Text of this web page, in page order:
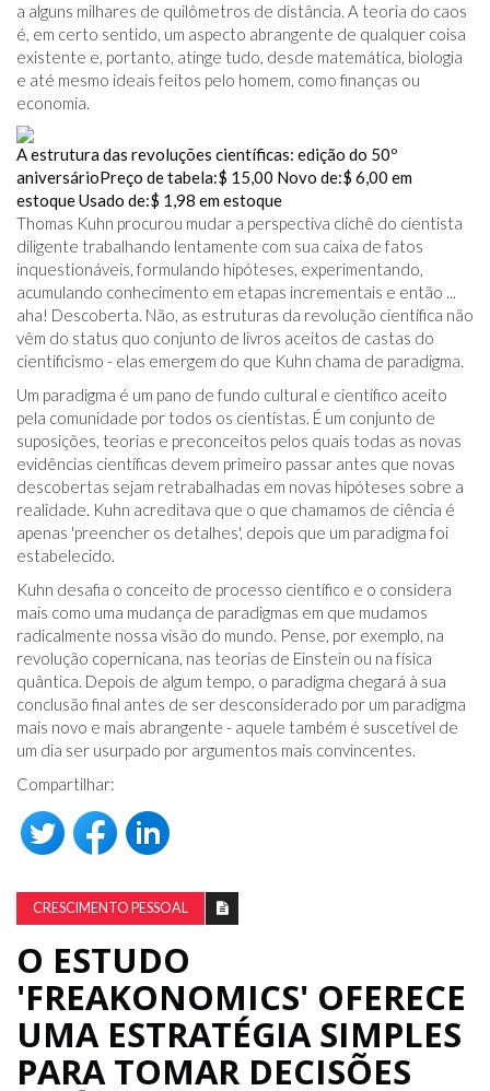
a alguns milhares de quilômetros de distância. A teoria do caos
é, em certo sentido, um aspecto abrangente de qualquer coisa
existente e, portanto, atinge tudo, desde matemática, biologia
e até mesmo ideais feitos pelo homem, como finanças ou
economia.
A estrutura das revoluções científicas: edição do 50º
aniversárioPreço de tabela:$ 15,00 Novo de:$ 6,00 em
estoqueUsado de:$ 1,98 em estoque
Thomas Kuhn procurou mudar a perspectiva clichê do cientista
diligente trabalhando lentamente com sua caixa de fatos
inquestionáveis, formulando hipóteses, experimentando,
acumulando conhecimento em etapas incrementais e então ...
aha! Descoberta. Não, as estruturas da revolução científica não
vêm do status quo conjunto de livros aceitos de castas do
cientificismo - elas emergem do que Kuhn chama de paradigma.
Um paradigma é um pano de fundo cultural e científico aceito
pela comunidade por todos os cientistas. É um conjunto de
suposições, teorias e preconceitos pelos quais todas as novas
evidências científicas devem primeiro passar antes que novas
descobertas sejam retrabalhadas em novas hipóteses sobre a
realidade. Kuhn acreditava que o que chamamos de ciência é
apenas 'preencher os detalhes', depois que um paradigma foi
estabelecido.
Kuhn desafia o conceito de processo científico e o considera
mais como uma mudança de paradigmas em que mudamos
radicalmente nossa visão do mundo. Pense, por exemplo, na
revolução copernicana, nas teorias de Einstein ou na física
quântica. Depois de algum tempo, o paradigma chegará à sua
conclusão final antes de ser desconsiderado por um paradigma
mais novo e mais abrangente - aquele também é suscetível de
um dia ser usurpado por argumentos mais convincentes.
Compartilhar:
CRESCIMENTO PESSOAL
O ESTUDO
'FREAKONOMICS' OFERECE
UMA ESTRATÉGIA SIMPLES
PARA TOMAR DECISÕES